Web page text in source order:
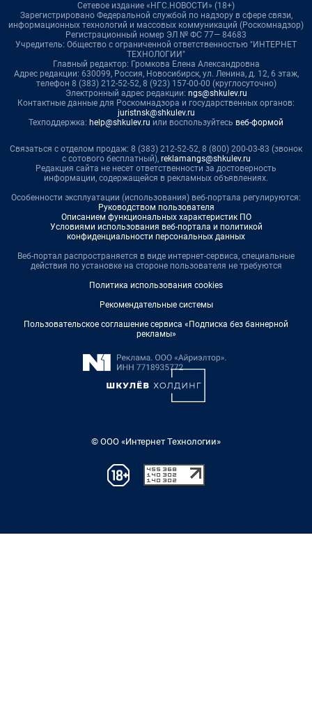
Сетевое издание «НГС.НОВОСТИ» (18+)
Зарегистрировано Федеральной службой по надзору в сфере связи,
информационных технологий и массовых коммуникаций (Роскомнадзор)
Регистрационный номер ЭЛ № ФС 77— 84683
Учредитель: Общество с ограниченной ответственностью "ИНТЕРНЕТ
ТЕХНОЛОГИИ"
Главный редактор: Громкова Елена Александровна
Адрес редакции: 630099, Россия, Новосибирск, ул. Ленина, д. 12, 6 этаж,
телефон 8 (383) 212-52-52, 8 (923) 157-00-00 (круглосуточно)
Электронный адрес редакции: ngs@shkulev.ru
Контактные данные для Роскомнадзора и государственных органов:
juristnsk@shkulev.ru
Техподдержка: help@shkulev.ru или воспользуйтесь веб-формой
Связаться с отделом продаж: 8 (383) 212-52-52, 8 (800) 200-03-83 (звонок
с сотового бесплатный), reklamangs@shkulev.ru
Редакция сайта не несет ответственности за достоверность
информации, содержащейся в рекламных объявлениях.
Особенности эксплуатации (использования) веб-портала регулируются:
Руководством пользователя
Описанием функциональных характеристик ПО
Условиями использования веб-портала и политикой
конфиденциальности персональных данных
Веб-портал распространяется в виде интернет-сервиса, специальные
действия по установке на стороне пользователя не требуются
Политика использования cookies
Рекомендательные системы
Пользовательское соглашение сервиса «Подписка без баннерной
рекламы»
© ООО «Интернет Технологии»